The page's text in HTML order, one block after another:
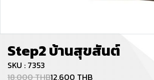
Step2 บ้านสุขสันต์
SKU : 7353
18,000 THB12,600 THB